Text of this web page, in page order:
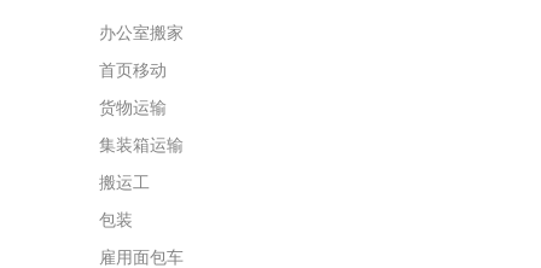
办公室搬家
首页移动
货物运输
集装箱运输
搬运工
包装
雇用面包车